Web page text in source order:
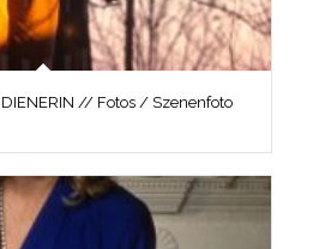
DIENERIN // Fotos / Szenenfoto